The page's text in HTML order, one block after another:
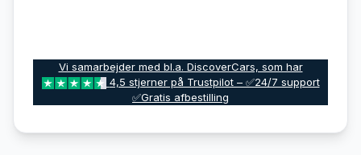
Vi samarbejder med bl.a. DiscoverCars, som har
4,5 stjerner på Trustpilot – ✅24/7 support
✅Gratis afbestilling